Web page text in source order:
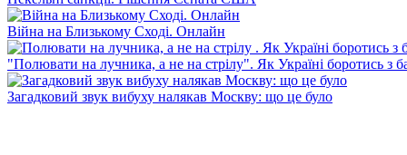
Війна на Близькому Сході. Онлайн
"Полювати на лучника, а не на стрілу". Як Україні боротись з
Загадковий звук вибуху налякав Москву: що це було